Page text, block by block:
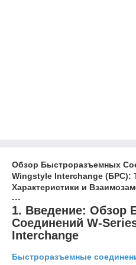
Обзор Быстроразъемных
Wingstyle Interchange (БРС):
Характеристики и
---
1. Введение: Обзор
Соединений W-
Interchange
Быстроразъемные